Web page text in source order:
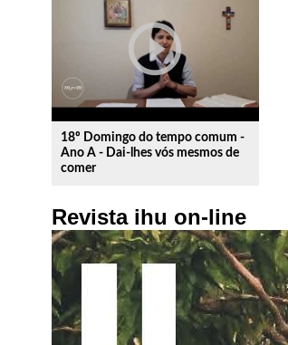
play_circle_outline
18º Domingo do tempo comum -
Ano A - Dai-lhes vós mesmos de
comer
Revista ihu on-line